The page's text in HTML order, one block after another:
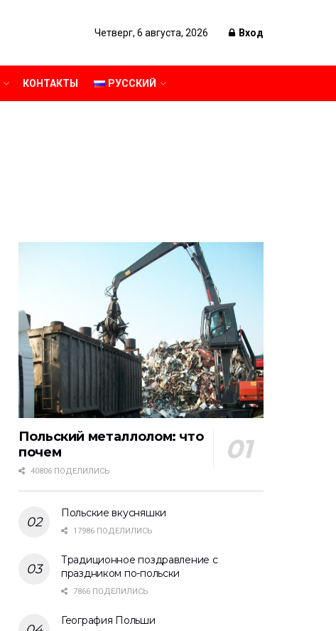
Четверг, 6 августа, 2026 Вход
КОНТАКТЫ РУССКИЙ
Польский металлолом: что
почем
40806 ПОДЕЛИЛИСЬ
Польские вкусняшки
17986 ПОДЕЛИЛИСЬ
Традиционное поздравление с
праздником по-польски
7866 ПОДЕЛИЛИСЬ
География Польши